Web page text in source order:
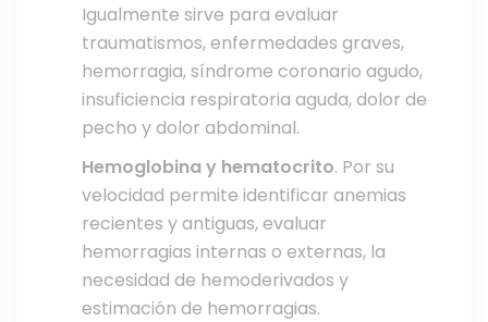
Igualmente sirve para evaluar
traumatismos, enfermedades graves,
hemorragia, síndrome coronario agudo,
insuficiencia respiratoria aguda, dolor de
pecho y dolor abdominal.
Hemoglobina y hematocrito. Por su
velocidad permite identificar anemias
recientes y antiguas, evaluar
hemorragias internas o externas, la
necesidad de hemoderivados y
estimación de hemorragias.